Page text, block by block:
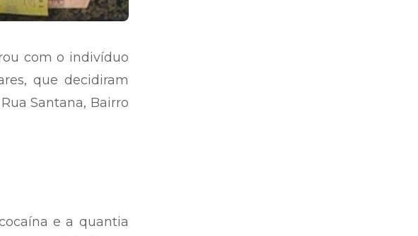
com o indivíduo
que decidiram
Santana, Bairro
e a quantia